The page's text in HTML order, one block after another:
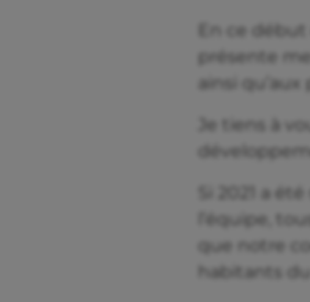
En ce
présente
ainsi
Je tiens à
Si 2021 a
l’équipe,
que notre
habitants